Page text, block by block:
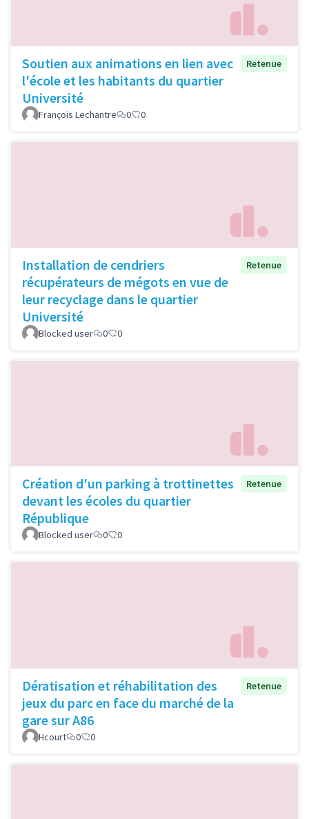
Soutien aux animations en lien avec
l'école et les habitants du quartier
Université
Retenue
François Lechantre 0 0
Installation de cendriers
récupérateurs de mégots en vue de
leur recyclage dans le quartier
Université
Retenue
Blocked user 0 0
Création d'un parking à trottinettes
devant les écoles du quartier
République
Retenue
Blocked user 0 0
Dératisation et réhabilitation des
jeux du parc en face du marché de la
gare sur A86
Retenue
Hcourt 0 0